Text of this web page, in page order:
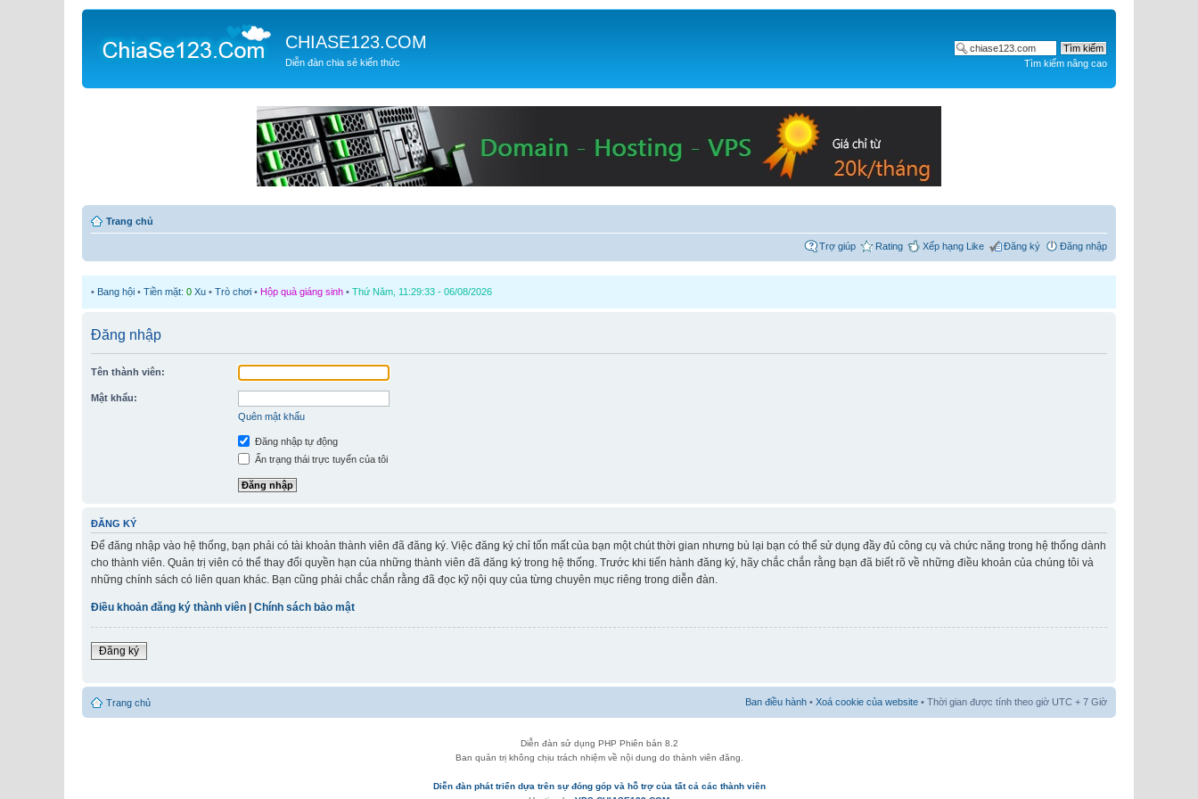
CHIASE123.COM
Diễn đàn chia sẻ kiến thức Tìm kiếm nâng cao
Trang chủ
Trợ giúp Rating Xếp hạng Like Đăng ký Đăng nhập
• Bang hội • Tiền mặt: 0 Xu • Trò chơi • Hộp quà giáng sinh • Thứ Năm, 11:29:33 - 06/08/2026
Đăng nhập
Tên thành viên:
Mật khẩu:
Quên mật khẩu
Đăng nhập tự động
Ẩn trạng thái trực tuyến của tôi
ĐĂNG KÝ
Để đăng nhập vào hệ thống, bạn phải có tài khoản thành viên đã đăng ký. Việc đăng ký chỉ tốn mất của bạn một chút thời gian nhưng bù lại bạn có thể sử dụng đầy đủ công cụ và chức năng trong hệ thống dành
cho thành viên. Quản trị viên có thể thay đổi quyền hạn của những thành viên đã đăng ký trong hệ thống. Trước khi tiến hành đăng ký, hãy chắc chắn rằng bạn đã biết rõ về những điều khoản của chúng tôi và
những chính sách có liên quan khác. Bạn cũng phải chắc chắn rằng đã đọc kỹ nội quy của từng chuyên mục riêng trong diễn đàn.
Điều khoản đăng ký thành viên Chính sách bảo mật
Đăng ký
Trang chủ Ban điều hành • Xoá cookie của website • Thời gian được tính theo giờ UTC + 7 Giờ
Diễn đàn sử dụng PHP Phiên bản 8.2
Ban quản trị không chịu trách nhiệm về nội dung do thành viên đăng.
Diễn đàn phát triển dựa trên sự đóng góp và hỗ trợ của tất cả các thành viên